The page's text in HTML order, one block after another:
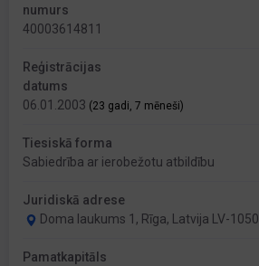
numurs
40003614811
Reģistrācijas
datums
06.01.2003 (23 gadi, 7 mēneši)
Tiesiskā forma
Sabiedrība ar ierobežotu atbildību
Juridiskā adrese
Doma laukums 1, Rīga, Latvija LV-1050
Pamatkapitāls